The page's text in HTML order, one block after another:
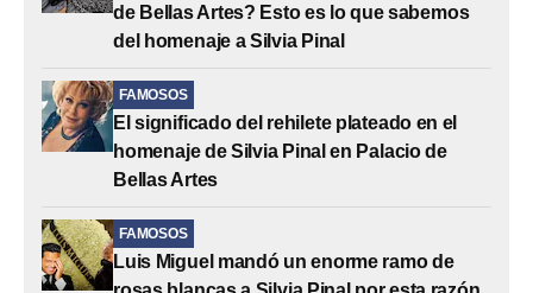
de Bellas Artes? Esto es lo que sabemos
del homenaje a Silvia Pinal
FAMOSOS
El significado del rehilete plateado en el
homenaje de Silvia Pinal en Palacio de
Bellas Artes
FAMOSOS
Luis Miguel mandó un enorme ramo de